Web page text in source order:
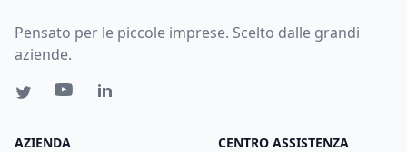
Pensato per le piccole imprese. Scelto dalle grandi
aziende.
AZIENDA CENTRO ASSISTENZA